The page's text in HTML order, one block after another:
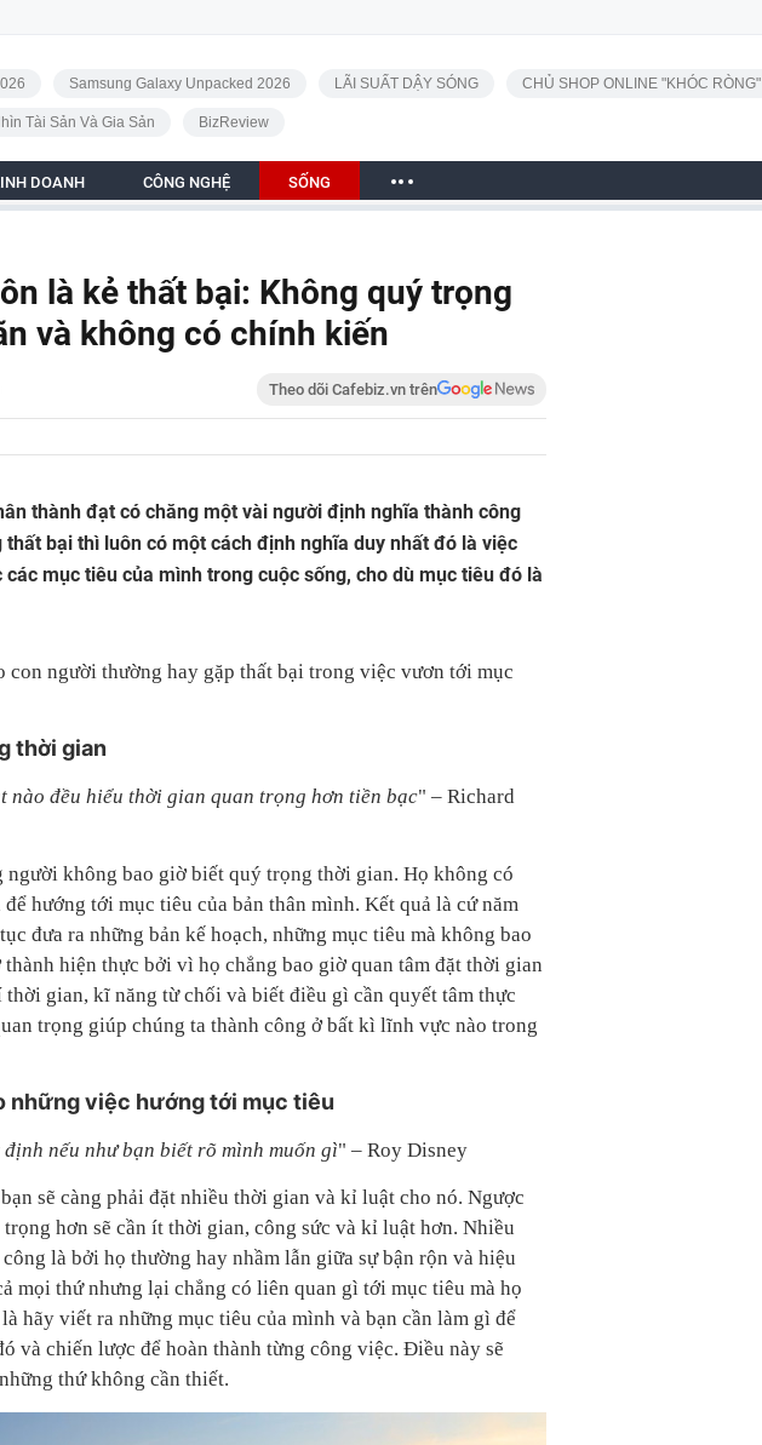
Samsung Galaxy Unpacked 2026 LÃI SUẤT DẬY SÓNG CHỦ SHOP ONLINE "KHÓC RÒNG"
Tài Sản Và Gia Sản BizReview
DOANH CÔNG NGHỆ SỐNG
là kẻ thất bại: Không quý trọng
và không có chính kiến
Theo dõi Cafebiz.vn trên
thành đạt có chăng một vài người định nghĩa thành công
bại thì luôn có một cách định nghĩa duy nhất đó là việc
mục tiêu của mình trong cuộc sống, cho dù mục tiêu đó là
con người thường hay gặp thất bại trong việc vươn tới mục
thời gian
nào đều hiểu thời gian quan trọng hơn tiền bạc" – Richard
người không bao giờ biết quý trọng thời gian. Họ không có
hướng tới mục tiêu của bản thân mình. Kết quả là cứ năm
đưa ra những bản kế hoạch, những mục tiêu mà không bao
hiện thực bởi vì họ chẳng bao giờ quan tâm đặt thời gian
gian, kĩ năng từ chối và biết điều gì cần quyết tâm thực
trọng giúp chúng ta thành công ở bất kì lĩnh vực nào trong
những việc hướng tới mục tiêu
nếu như bạn biết rõ mình muốn gì" – Roy Disney
sẽ càng phải đặt nhiều thời gian và kỉ luật cho nó. Ngược
hơn sẽ cần ít thời gian, công sức và kỉ luật hơn. Nhiều
là bởi họ thường hay nhầm lẫn giữa sự bận rộn và hiệu
mọi thứ nhưng lại chẳng có liên quan gì tới mục tiêu mà họ
hãy viết ra những mục tiêu của mình và bạn cần làm gì để
và chiến lược để hoàn thành từng công việc. Điều này sẽ
thứ không cần thiết.